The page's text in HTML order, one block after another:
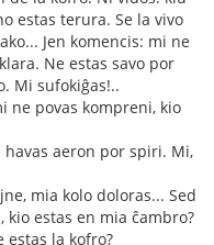
estas terura. Se la vivo
Jen komencis: mi ne
Ne estas savo por
Mi sufokiĝas!..
ne povas kompreni, kio
havas aeron por spiri. Mi,
mia kolo doloras... Sed
kio estas en mia ĉambro?
estas la kofro?